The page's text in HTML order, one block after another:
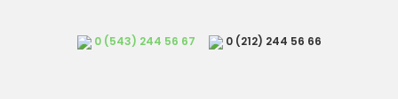
0 (543) 244 56 67 0 (212) 244 56 66